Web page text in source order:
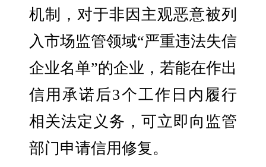
机制，对于非因主观恶意被列
入市场监管领域“严重违法失信
企业名单”的企业，若能在作出
信用承诺后3个工作日内履行
相关法定义务，可立即向监管
部门申请信用修复。